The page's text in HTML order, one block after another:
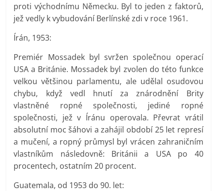
proti východnímu Německu. Byl to jeden z faktorů,
jež vedly k vybudování Berlínské zdi v roce 1961.
Írán, 1953:
Premiér Mossadek byl svržen společnou operací
USA a Británie. Mossadek byl zvolen do této funkce
velkou většinou parlamentu, ale udělal osudovou
chybu, když vedl hnutí za znárodnění Brity
vlastněné ropné společnosti, jediné ropné
společnosti, jež v Íránu operovala. Převrat vrátil
absolutní moc šáhovi a zahájil období 25 let represí
a mučení, a ropný průmysl byl vrácen zahraničním
vlastníkům následovně: Británii a USA po 40
procentech, ostatním 20 procent.
Guatemala, od 1953 do 90. let: